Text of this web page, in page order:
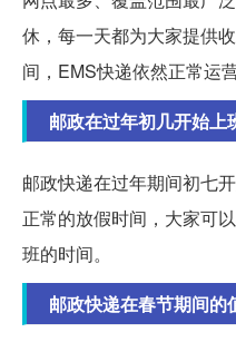
休，每一天都为大家提供
间，EMS快递依然正常运营
邮政在过年初几开始上
邮政快递在过年期间初七
正常的放假时间，大家可
班的时间。
邮政快递在春节期间的